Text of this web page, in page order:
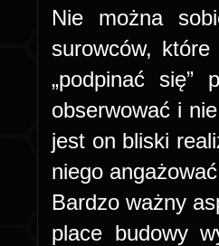
Nie można
surowców,
„podpinać się”
obserwować i
jest on bliski
niego
Bardzo ważny
place budowy